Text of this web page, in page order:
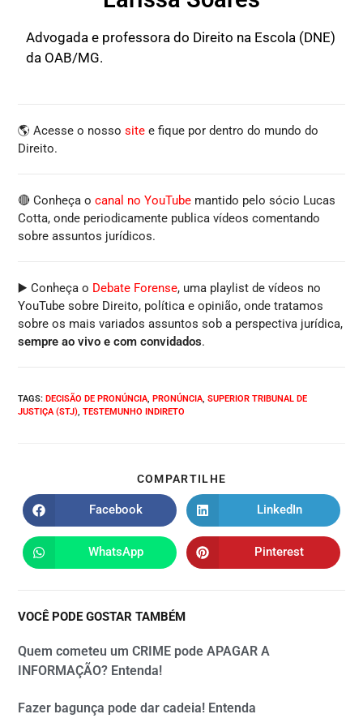
Advogada e professora do Direito na Escola (DNE)
da OAB/MG.
🌎 Acesse o nossosite e fique por dentro do mundo do
Direito.
🔴 Conheça ocanal no YouTube mantido pelo sócio Lucas
Cotta, onde periodicamente publica vídeos comentando
sobre assuntos jurídicos.
▶️ Conheça o Debate Forense, uma playlist de vídeos no
YouTube sobre Direito, política e opinião, onde tratamos
sobre os mais variados assuntos sob a perspectiva jurídica,
sempre ao vivo e com convidados.
TAGS:DECISÃO DE PRONÚNCIA, PRONÚNCIA, SUPERIOR TRIBUNAL DE
JUSTIÇA (STJ), TESTEMUNHO INDIRETO
COMPARTILHE
Facebook LinkedIn
WhatsApp Pinterest
VOCÊ PODE GOSTAR TAMBÉM
Quem cometeu um CRIME pode APAGAR A
INFORMAÇÃO? Entenda!
Fazer bagunça pode dar cadeia! Entenda